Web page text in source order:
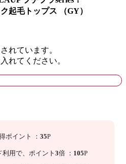
起毛トップス （GY）
れています。
れてください。
ポイント ： 35P
用で、 ポイント 3倍 ： 105P